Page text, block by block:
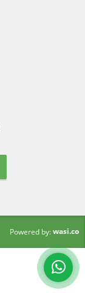
Powered by:wasi.co